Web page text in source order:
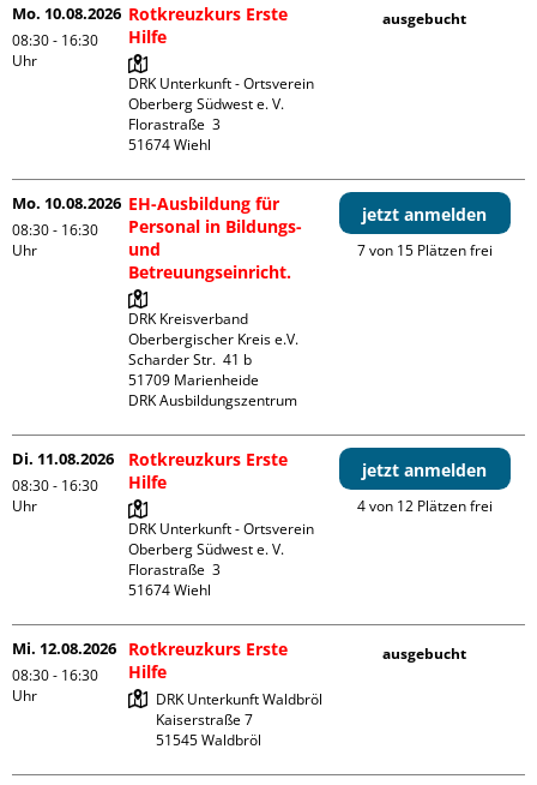
Mo. 10.08.2026
08:30 - 16:30
Uhr
Rotkreuzkurs Erste
Hilfe
DRK Unterkunft - Ortsverein
Oberberg Südwest e. V.
Florastraße  3
ausgebucht
Mo. 10.08.2026
08:30 - 16:30
Uhr
EH-Ausbildung für
Personal in Bildungs-
und
Betreuungseinricht.
DRK Kreisverband
Oberbergischer Kreis e.V.
Scharder Str.  41 b
51709 Marienheide
DRK Ausbildungszentrum
jetzt anmelden
7 von 15 Plätzen frei
Di. 11.08.2026
08:30 - 16:30
Uhr
Rotkreuzkurs Erste
Hilfe
DRK Unterkunft - Ortsverein
Oberberg Südwest e. V.
Florastraße  3
jetzt anmelden
4 von 12 Plätzen frei
Mi. 12.08.2026
08:30 - 16:30
Uhr
Rotkreuzkurs Erste
Hilfe
DRK Unterkunft Waldbröl
Kaiserstraße 7
ausgebucht